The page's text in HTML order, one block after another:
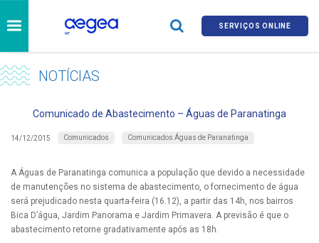
SERVIÇOS ONLINE
NOTÍCIAS
Comunicado de Abastecimento – Águas de Paranatinga
14/12/2015 Comunicados Comunicados Águas de Paranatinga
A Águas de Paranatinga comunica a população que devido a necessidade
de manutenções no sistema de abastecimento, o fornecimento de água
será prejudicado nesta quarta-feira (16.12), a partir das 14h, nos bairros
Bica D’água, Jardim Panorama e Jardim Primavera. A previsão é que o
abastecimento retorne gradativamente após as 18h.